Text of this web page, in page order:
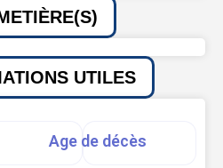
UTILES
Age de décès